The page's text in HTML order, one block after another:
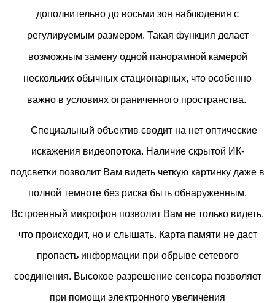
дополнительно до восьми зон наблюдения с
регулируемым размером. Такая функция делает
возможным замену одной панорамной камерой
нескольких обычных стационарных, что особенно
важно в условиях ограниченного пространства.
Специальный объектив сводит на нет оптические
искажения видеопотока. Наличие скрытой ИК-
подсветки позволит Вам видеть четкую картинку даже в
полной темноте без риска быть обнаруженным.
Встроенный микрофон позволит Вам не только видеть,
что происходит, но и слышать. Карта памяти не даст
пропасть информации при обрыве сетевого
соединения. Высокое разрешение сенсора позволяет
при помощи электронного увеличения